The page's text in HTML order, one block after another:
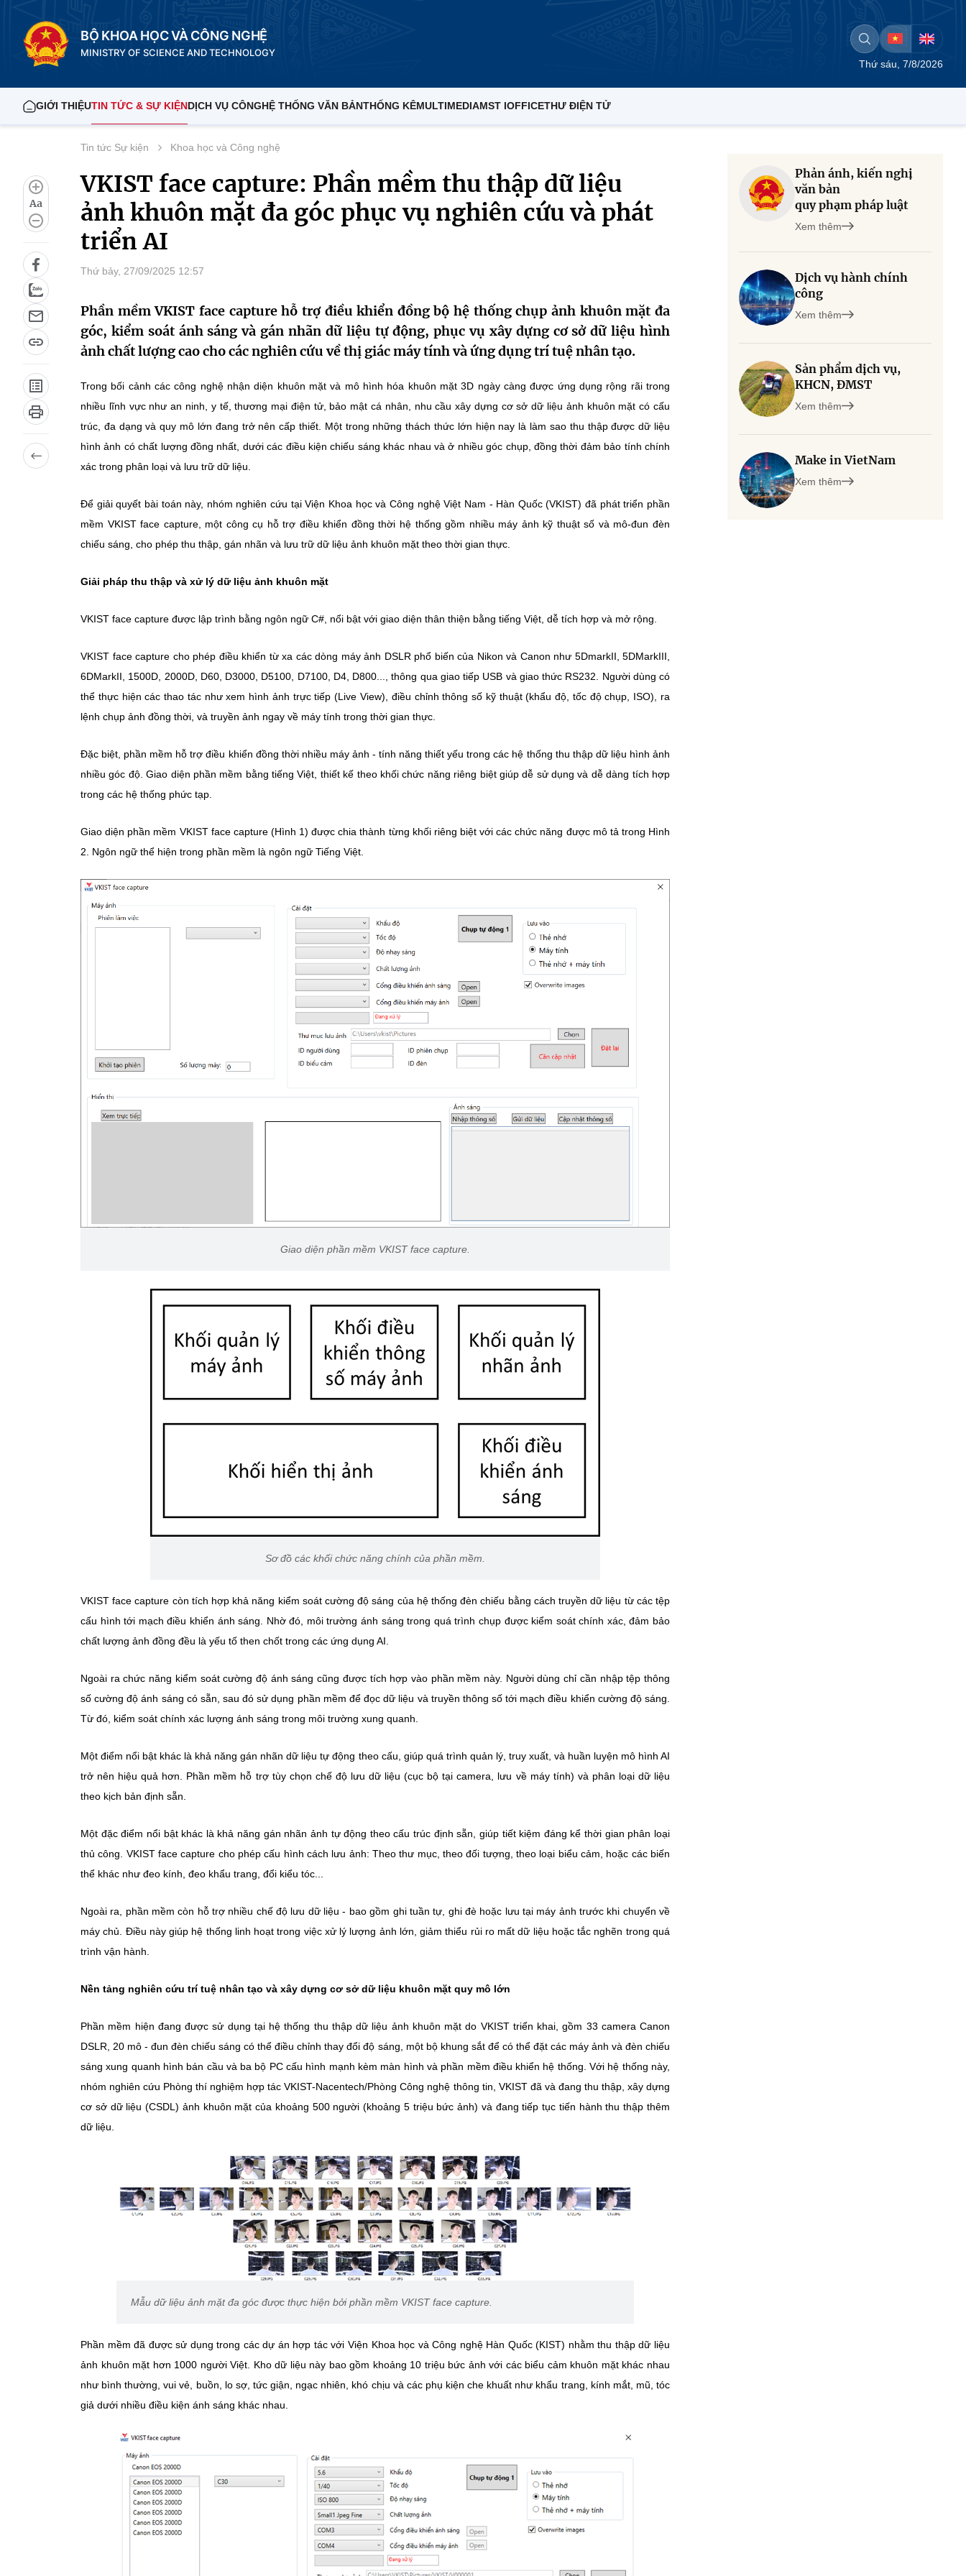
BỘ KHOA HỌC VÀ CÔNG NGHỆ
MINISTRY OF SCIENCE AND TECHNOLOGY
Thứ sáu, 7/8/2026
GIỚI THIỆUTIN TỨC & SỰ KIỆNDỊCH VỤ CÔNGHỆ THỐNG VĂN BẢNTHỐNG KÊMULTIMEDIAMST IOFFICETHƯ ĐIỆN TỬ
Aa
Tin tức Sự kiện Khoa học và Công nghệ
VKIST face capture: Phần mềm thu thập dữ liệu
ảnh khuôn mặt đa góc phục vụ nghiên cứu và phát
triển AI
Thứ bảy, 27/09/2025 12:57
Phần mềm VKIST face capture hỗ trợ điều khiển đồng bộ hệ thống chụp ảnh khuôn mặt đa
góc, kiểm soát ánh sáng và gán nhãn dữ liệu tự động, phục vụ xây dựng cơ sở dữ liệu hình
ảnh chất lượng cao cho các nghiên cứu về thị giác máy tính và ứng dụng trí tuệ nhân tạo.
Trong bối cảnh các công nghệ nhận diện khuôn mặt và mô hình hóa khuôn mặt 3D ngày càng được ứng dụng rộng rãi trong
nhiều lĩnh vực như an ninh, y tế, thương mại điện tử, bảo mật cá nhân, nhu cầu xây dựng cơ sở dữ liệu ảnh khuôn mặt có cấu
trúc, đa dạng và quy mô lớn đang trở nên cấp thiết. Một trong những thách thức lớn hiện nay là làm sao thu thập được dữ liệu
hình ảnh có chất lượng đồng nhất, dưới các điều kiện chiếu sáng khác nhau và ở nhiều góc chụp, đồng thời đảm bảo tính chính
xác trong phân loại và lưu trữ dữ liệu.
Để giải quyết bài toán này, nhóm nghiên cứu tại Viện Khoa học và Công nghệ Việt Nam - Hàn Quốc (VKIST) đã phát triển phần
mềm VKIST face capture, một công cụ hỗ trợ điều khiển đồng thời hệ thống gồm nhiều máy ảnh kỹ thuật số và mô-đun đèn
chiếu sáng, cho phép thu thập, gán nhãn và lưu trữ dữ liệu ảnh khuôn mặt theo thời gian thực.
Giải pháp thu thập và xử lý dữ liệu ảnh khuôn mặt
VKIST face capture được lập trình bằng ngôn ngữ C#, nổi bật với giao diện thân thiện bằng tiếng Việt, dễ tích hợp và mở rộng.
VKIST face capture cho phép điều khiển từ xa các dòng máy ảnh DSLR phổ biến của Nikon và Canon như 5DmarkII, 5DMarkIII,
6DMarkII, 1500D, 2000D, D60, D3000, D5100, D7100, D4, D800..., thông qua giao tiếp USB và giao thức RS232. Người dùng có
thể thực hiện các thao tác như xem hình ảnh trực tiếp (Live View), điều chỉnh thông số kỹ thuật (khẩu độ, tốc độ chụp, ISO), ra
lệnh chụp ảnh đồng thời, và truyền ảnh ngay về máy tính trong thời gian thực.
Đặc biệt, phần mềm hỗ trợ điều khiển đồng thời nhiều máy ảnh - tính năng thiết yếu trong các hệ thống thu thập dữ liệu hình ảnh
nhiều góc độ. Giao diện phần mềm bằng tiếng Việt, thiết kế theo khối chức năng riêng biệt giúp dễ sử dụng và dễ dàng tích hợp
trong các hệ thống phức tạp.
Giao diện phần mềm VKIST face capture (Hình 1) được chia thành từng khối riêng biệt với các chức năng được mô tả trong Hình
2. Ngôn ngữ thể hiện trong phần mềm là ngôn ngữ Tiếng Việt.
Giao diện phần mềm VKIST face capture.
Sơ đồ các khối chức năng chính của phần mềm.
VKIST face capture còn tích hợp khả năng kiểm soát cường độ sáng của hệ thống đèn chiếu bằng cách truyền dữ liệu từ các tệp
cấu hình tới mạch điều khiển ánh sáng. Nhờ đó, môi trường ánh sáng trong quá trình chụp được kiểm soát chính xác, đảm bảo
chất lượng ảnh đồng đều là yếu tố then chốt trong các ứng dụng AI.
Ngoài ra chức năng kiểm soát cường độ ánh sáng cũng được tích hợp vào phần mềm này. Người dùng chỉ cần nhập tệp thông
số cường độ ánh sáng có sẵn, sau đó sử dụng phần mềm để đọc dữ liệu và truyền thông số tới mạch điều khiển cường độ sáng.
Từ đó, kiểm soát chính xác lượng ánh sáng trong môi trường xung quanh.
Một điểm nổi bật khác là khả năng gán nhãn dữ liệu tự động theo cấu, giúp quá trình quản lý, truy xuất, và huần luyện mô hình AI
trở nên hiệu quả hơn. Phần mềm hỗ trợ tùy chọn chế độ lưu dữ liệu (cục bộ tại camera, lưu về máy tính) và phân loại dữ liệu
theo kịch bản định sẵn.
Một đặc điểm nổi bật khác là khả năng gán nhãn ảnh tự động theo cấu trúc định sẵn, giúp tiết kiệm đáng kể thời gian phân loại
thủ công. VKIST face capture cho phép cấu hình cách lưu ảnh: Theo thư mục, theo đối tượng, theo loại biểu cảm, hoặc các biến
thể khác như đeo kính, đeo khẩu trang, đổi kiểu tóc...
Ngoài ra, phần mềm còn hỗ trợ nhiều chế độ lưu dữ liệu - bao gồm ghi tuần tự, ghi đè hoặc lưu tại máy ảnh trước khi chuyển về
máy chủ. Điều này giúp hệ thống linh hoạt trong việc xử lý lượng ảnh lớn, giảm thiểu rủi ro mất dữ liệu hoặc tắc nghẽn trong quá
trình vận hành.
Nền tảng nghiên cứu trí tuệ nhân tạo và xây dựng cơ sở dữ liệu khuôn mặt quy mô lớn
Phần mềm hiện đang được sử dụng tại hệ thống thu thập dữ liệu ảnh khuôn mặt do VKIST triển khai, gồm 33 camera Canon
DSLR, 20 mô - đun đèn chiếu sáng có thể điều chỉnh thay đổi độ sáng, một bộ khung sắt để có thể đặt các máy ảnh và đèn chiếu
sáng xung quanh hình bán cầu và ba bộ PC cấu hình mạnh kèm màn hình và phần mềm điều khiển hệ thống. Với hệ thống này,
nhóm nghiên cứu Phòng thí nghiệm hợp tác VKIST-Nacentech/Phòng Công nghệ thông tin, VKIST đã và đang thu thập, xây dựng
cơ sở dữ liệu (CSDL) ảnh khuôn mặt của khoảng 500 người (khoảng 5 triệu bức ảnh) và đang tiếp tục tiến hành thu thập thêm
dữ liệu.
Mẫu dữ liệu ảnh mặt đa góc được thực hiện bởi phần mềm VKIST face capture.
Phần mềm đã được sử dụng trong các dự án hợp tác với Viện Khoa học và Công nghệ Hàn Quốc (KIST) nhằm thu thập dữ liệu
ảnh khuôn mặt hơn 1000 người Việt. Kho dữ liệu này bao gồm khoảng 10 triệu bức ảnh với các biểu cảm khuôn mặt khác nhau
như bình thường, vui vẻ, buồn, lo sợ, tức giận, ngạc nhiên, khó chịu và các phụ kiện che khuất như khẩu trang, kính mắt, mũ, tóc
giả dưới nhiều điều kiện ánh sáng khác nhau.
Phản ánh, kiến nghị
văn bản
quy phạm pháp luật
Xem thêm
Dịch vụ hành chính
công
Xem thêm
Sản phẩm dịch vụ,
KHCN, ĐMST
Xem thêm
Make in VietNam
Xem thêm